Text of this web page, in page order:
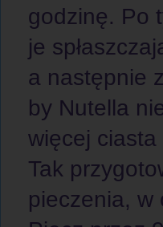
godzinę. Po
je
a następnie
by Nutella
więcej ciasta
Tak
pieczenia, w